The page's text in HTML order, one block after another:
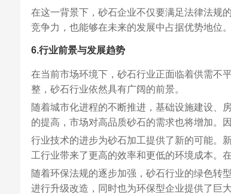
在这一背景下，砂石企业不仅要满足法律法规
竞争力，也能够在未来的发展中占据优势地位。
6.行业前景与发展趋势
在当前市场环境下，砂石行业正面临着供需不
整，砂石行业依然具有广阔的前景。
随着城市化进程的不断推进，基础设施建设、
的提高，市场对高品质砂石的需求也将增加。
行业技术的进步为砂石加工提供了新的可能。
工行业带来了更高的效率和更低的环境成本。
随着环保法规的逐步加强，砂石行业的绿色转
进行升级改造，同时也为环保型企业提供了巨